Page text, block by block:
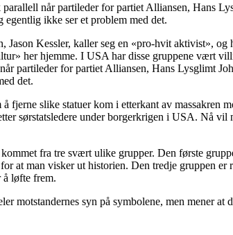
når partileder for partiet Alliansen, Hans
egentlig ikke ser et problem med det.
Jason Kessler, kaller seg en «pro-hvit aktivist»,
her hjemme. I USA har disse gruppene vært
partileder for partiet Alliansen, Hans Lysglimt
det.
fjerne slike statuer kom i etterkant av massakren
sørstatsledere under borgerkrigen i USA. Nå vil
fra tre svært ulike grupper. Den første
at man visker ut historien. Den tredje gruppen
løfte frem.
motstandernes syn på symbolene, men mener